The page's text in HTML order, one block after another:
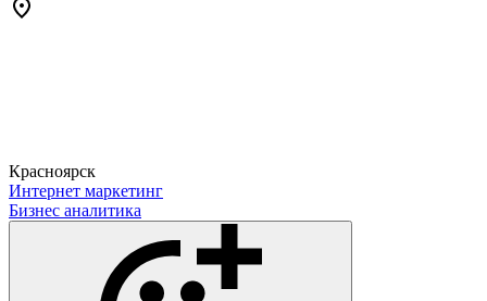
Красноярск
Интернет маркетинг
Бизнес аналитика